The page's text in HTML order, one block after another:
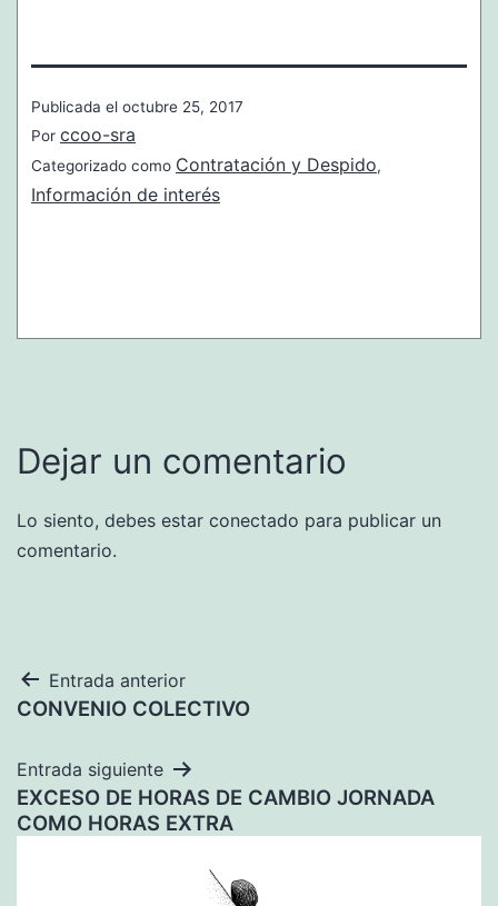
Publicada el octubre 25, 2017
Por ccoo-sra
Categorizado como Contratación y Despido,
Información de interés
Dejar un comentario
Lo siento, debes estar conectado para publicar un
comentario.
Navegación
entradas
Entrada anterior
CONVENIO COLECTIVO
Entrada siguiente
EXCESO DE HORAS DE CAMBIO JORNADA
COMO HORAS EXTRA